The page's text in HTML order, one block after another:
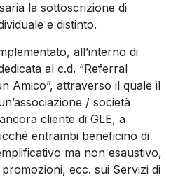
la sottoscrizione di
e distinto.
all’interno di
al c.d. “Referral
Amico”, attraverso il quale il
/ società
cliente di GLE, a
entrambi beneficino di
ma non esaustivo,
ecc. sui Servizi di